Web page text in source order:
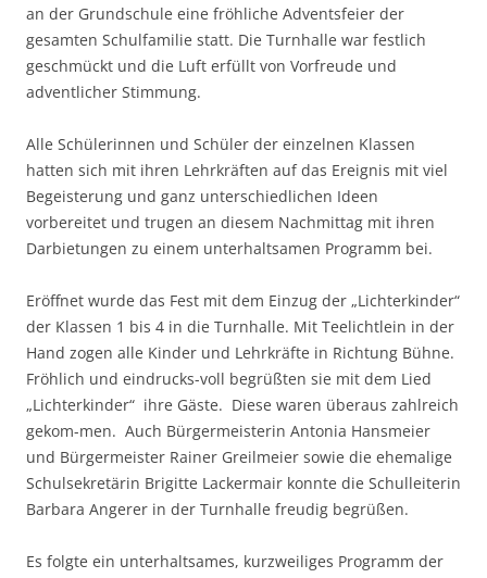
an der Grundschule eine fröhliche Adventsfeier der
gesamten Schulfamilie statt. Die Turnhalle war festlich
geschmückt und die Luft erfüllt von Vorfreude und
adventlicher Stimmung.
Alle Schülerinnen und Schüler der einzelnen Klassen
hatten sich mit ihren Lehrkräften auf das Ereignis mit viel
Begeisterung und ganz unterschiedlichen Ideen
vorbereitet und trugen an diesem Nachmittag mit ihren
Darbietungen zu einem unterhaltsamen Programm bei.
Eröffnet wurde das Fest mit dem Einzug der „Lichterkinder“
der Klassen 1 bis 4 in die Turnhalle. Mit Teelichtlein in der
Hand zogen alle Kinder und Lehrkräfte in Richtung Bühne.
Fröhlich und eindrucks-voll begrüßten sie mit dem Lied
„Lichterkinder“ ihre Gäste. Diese waren überaus zahlreich
gekom-men. Auch Bürgermeisterin Antonia Hansmeier
und Bürgermeister Rainer Greilmeier sowie die ehemalige
Schulsekretärin Brigitte Lackermair konnte die Schulleiterin
Barbara Angerer in der Turnhalle freudig begrüßen.
Es folgte ein unterhaltsames, kurzweiliges Programm der